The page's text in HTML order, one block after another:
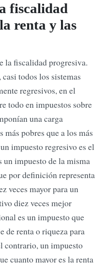
fiscalidad
renta y las
la fiscalidad progresiva.
todos los sistemas
regresivos, en el
todo en impuestos sobre
una carga
pobres que a los más
impuesto regresivo es el
un impuesto de la misma
por definición representa
veces mayor para un
diez veces mejor
es un impuesto que
de renta o riqueza para
contrario, un impuesto
cuanto mayor es la renta